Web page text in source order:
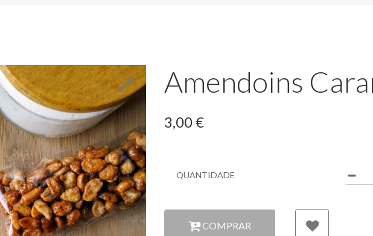
Amendoins
3,00 €
QUANTIDADE
COMPRAR